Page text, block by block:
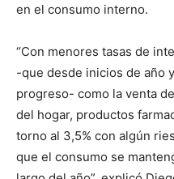
en el consumo interno.
“Con menores tasas de
-que desde inicios de año
progreso- como la venta
del hogar, productos
torno al 3,5% con algún
que el consumo se